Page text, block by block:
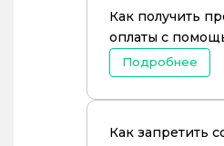
Как получить
оплаты с
Подробнее
Как запретить